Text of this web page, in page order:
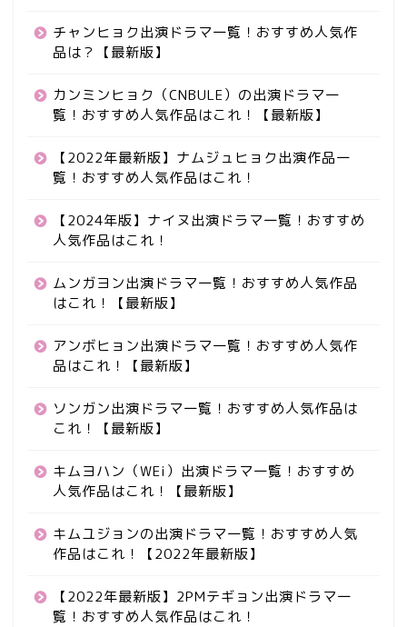
チャンヒョク出演ドラマ一覧！おすすめ人気作
品は？【最新版】
カンミンヒョク（CNBULE）の出演ドラマ一
覧！おすすめ人気作品はこれ！【最新版】
【2022年最新版】ナムジュヒョク出演作品一
覧！おすすめ人気作品はこれ！
【2024年版】ナイヌ出演ドラマ一覧！おすすめ
人気作品はこれ！
ムンガヨン出演ドラマ一覧！おすすめ人気作品
はこれ！【最新版】
アンボヒョン出演ドラマ一覧！おすすめ人気作
品はこれ！【最新版】
ソンガン出演ドラマ一覧！おすすめ人気作品は
これ！【最新版】
キムヨハン（WEi）出演ドラマ一覧！おすすめ
人気作品はこれ！【最新版】
キムユジョンの出演ドラマ一覧！おすすめ人気
作品はこれ！【2022年最新版】
【2022年最新版】2PMテギョン出演ドラマ一
覧！おすすめ人気作品はこれ！